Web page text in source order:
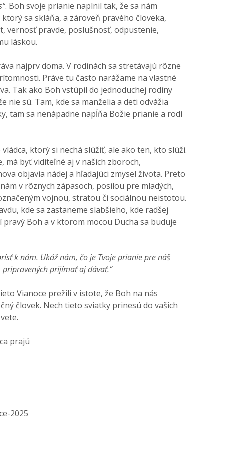
. Boh svoje prianie naplnil tak, že sa nám
sa skláňa, a zároveň pravého človeka,
vernosť pravde, poslušnosť, odpustenie,
láskou.
najprv doma. V rodinách sa stretávajú rôzne
Práve tu často narážame na vlastné
Tak ako Boh vstúpil do jednoduchej rodiny
nie sú. Tam, kde sa manželia a deti odvážia
tam sa nenápadne napĺňa Božie prianie a rodí
ktorý si nechá slúžiť, ale ako ten, kto slúži.
má byť viditeľné aj v našich zboroch,
objavia nádej a hľadajúci zmysel života. Preto
v rôznych zápasoch, posilou pre mladých,
vojnou, stratou či sociálnou neistotou.
kde sa zastaneme slabšieho, kde radšej
Boh a v ktorom mocou Ducha sa buduje
k nám. Ukáž nám, čo je Tvoje prianie pre náš
pripravených prijímať aj dávať.“
Vianoce prežili v istote, že Boh na nás
človek. Nech tieto sviatky prinesú do vašich
prajú
2025